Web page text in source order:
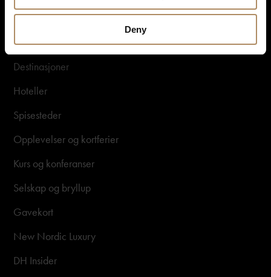
Deny
Snarveier
Destinasjoner
Hoteller
Spisesteder
Opplevelser og kortferier
Kurs og konferanser
Selskap og bryllup
Gavekort
New Nordic Luxury
DH Insider